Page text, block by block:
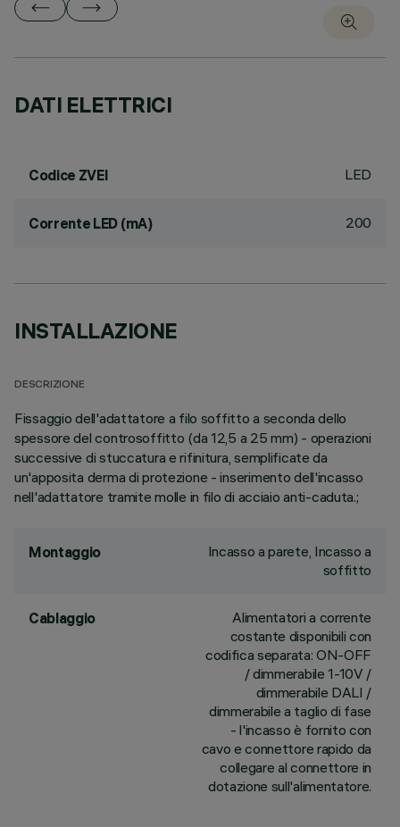
DATI ELETTRICI
Codice ZVEI LED
Corrente LED (mA) 200
INSTALLAZIONE
DESCRIZIONE
Fissaggio dell'adattatore a filo soffitto a seconda dello
spessore del controsoffitto (da 12,5 a 25 mm) - operazioni
successive di stuccatura e rifinitura, semplificate da
un'apposita derma di protezione - inserimento dell'incasso
nell'adattatore tramite molle in filo di acciaio anti-caduta.;
Montaggio
Incasso a parete, Incasso a
soffitto
Cablaggio
Alimentatori a corrente
costante disponibili con
codifica separata: ON-OFF
/ dimmerabile 1-10V /
dimmerabile DALI /
dimmerabile a taglio di fase
- l'incasso è fornito con
cavo e connettore rapido da
collegare al connettore in
dotazione sull'alimentatore.